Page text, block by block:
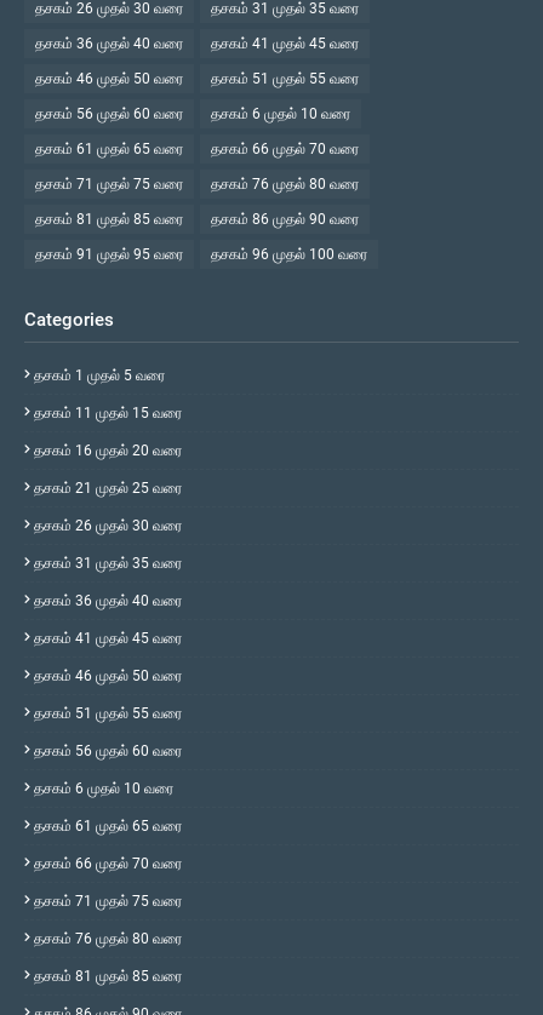
தசகம் 26 முதல் 30 வரை தசகம் 31 முதல் 35 வரை
தசகம் 36 முதல் 40 வரை தசகம் 41 முதல் 45 வரை
தசகம் 46 முதல் 50 வரை தசகம் 51 முதல் 55 வரை
தசகம் 56 முதல் 60 வரை தசகம் 6 முதல் 10 வரை
தசகம் 61 முதல் 65 வரை தசகம் 66 முதல் 70 வரை
தசகம் 71 முதல் 75 வரை தசகம் 76 முதல் 80 வரை
தசகம் 81 முதல் 85 வரை தசகம் 86 முதல் 90 வரை
தசகம் 91 முதல் 95 வரை தசகம் 96 முதல் 100 வரை
Categories
தசகம் 1 முதல் 5 வரை
தசகம் 11 முதல் 15 வரை
தசகம் 16 முதல் 20 வரை
தசகம் 21 முதல் 25 வரை
தசகம் 26 முதல் 30 வரை
தசகம் 31 முதல் 35 வரை
தசகம் 36 முதல் 40 வரை
தசகம் 41 முதல் 45 வரை
தசகம் 46 முதல் 50 வரை
தசகம் 51 முதல் 55 வரை
தசகம் 56 முதல் 60 வரை
தசகம் 6 முதல் 10 வரை
தசகம் 61 முதல் 65 வரை
தசகம் 66 முதல் 70 வரை
தசகம் 71 முதல் 75 வரை
தசகம் 76 முதல் 80 வரை
தசகம் 81 முதல் 85 வரை